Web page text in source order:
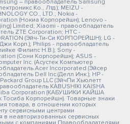
– правообладатель Samsung
Ко., Лтд.); MEIZU -
CO., LTD.; Nokia -
(Нокиа Корпорейшн); Lenovo -
Limited; Xiaomi - правообладатель
ZTE Corporation; HTC -
(Эйч-Ти-Си КОРПОРЕЙШН); LG -
Корп.); Philips - правообладатель
Филипс Н.В.); Sony -
(Сони Корпорейшн); ASUS -
Inc. (Асустек Компьютер
Acer Incorporated (Эйсер
Dell Inc.(Делл Инк.); HP -
Group LLC (ЭйчПи Хьюлетт
KABUSHIKI KAISHA
Corporation (КАБУШИКИ КАЙША
Корпорейшн). Товарные знаки
товара, в отношении которых
сервисными центрами
в неавторизованных сервисных